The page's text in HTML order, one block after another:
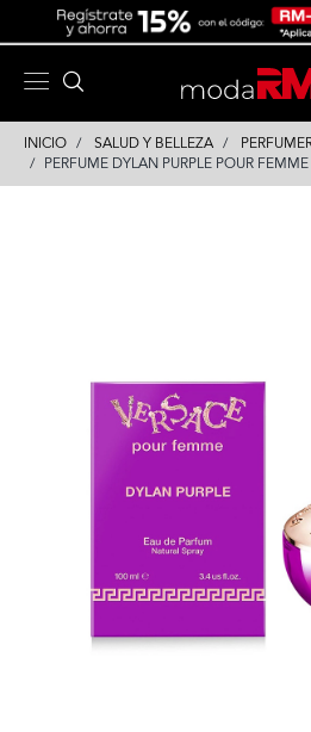
INICIO SALUD Y BELLEZA
PERFUME DYLAN PURPLE POUR